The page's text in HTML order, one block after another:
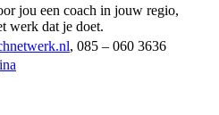
jou een coach in jouw regio,
werk dat je doet.
, 085 – 060 3636